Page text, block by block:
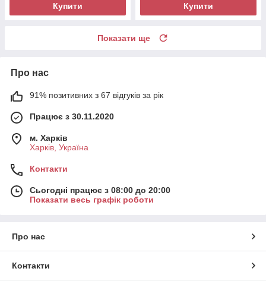
Купити Купити
Показати ще
Про нас
91% позитивних з 67 відгуків за рік
Працює з 30.11.2020
м. Харків
Харків, Україна
Контакти
Сьогодні працює з 08:00 до 20:00
Показати весь графік роботи
Про нас
Контакти